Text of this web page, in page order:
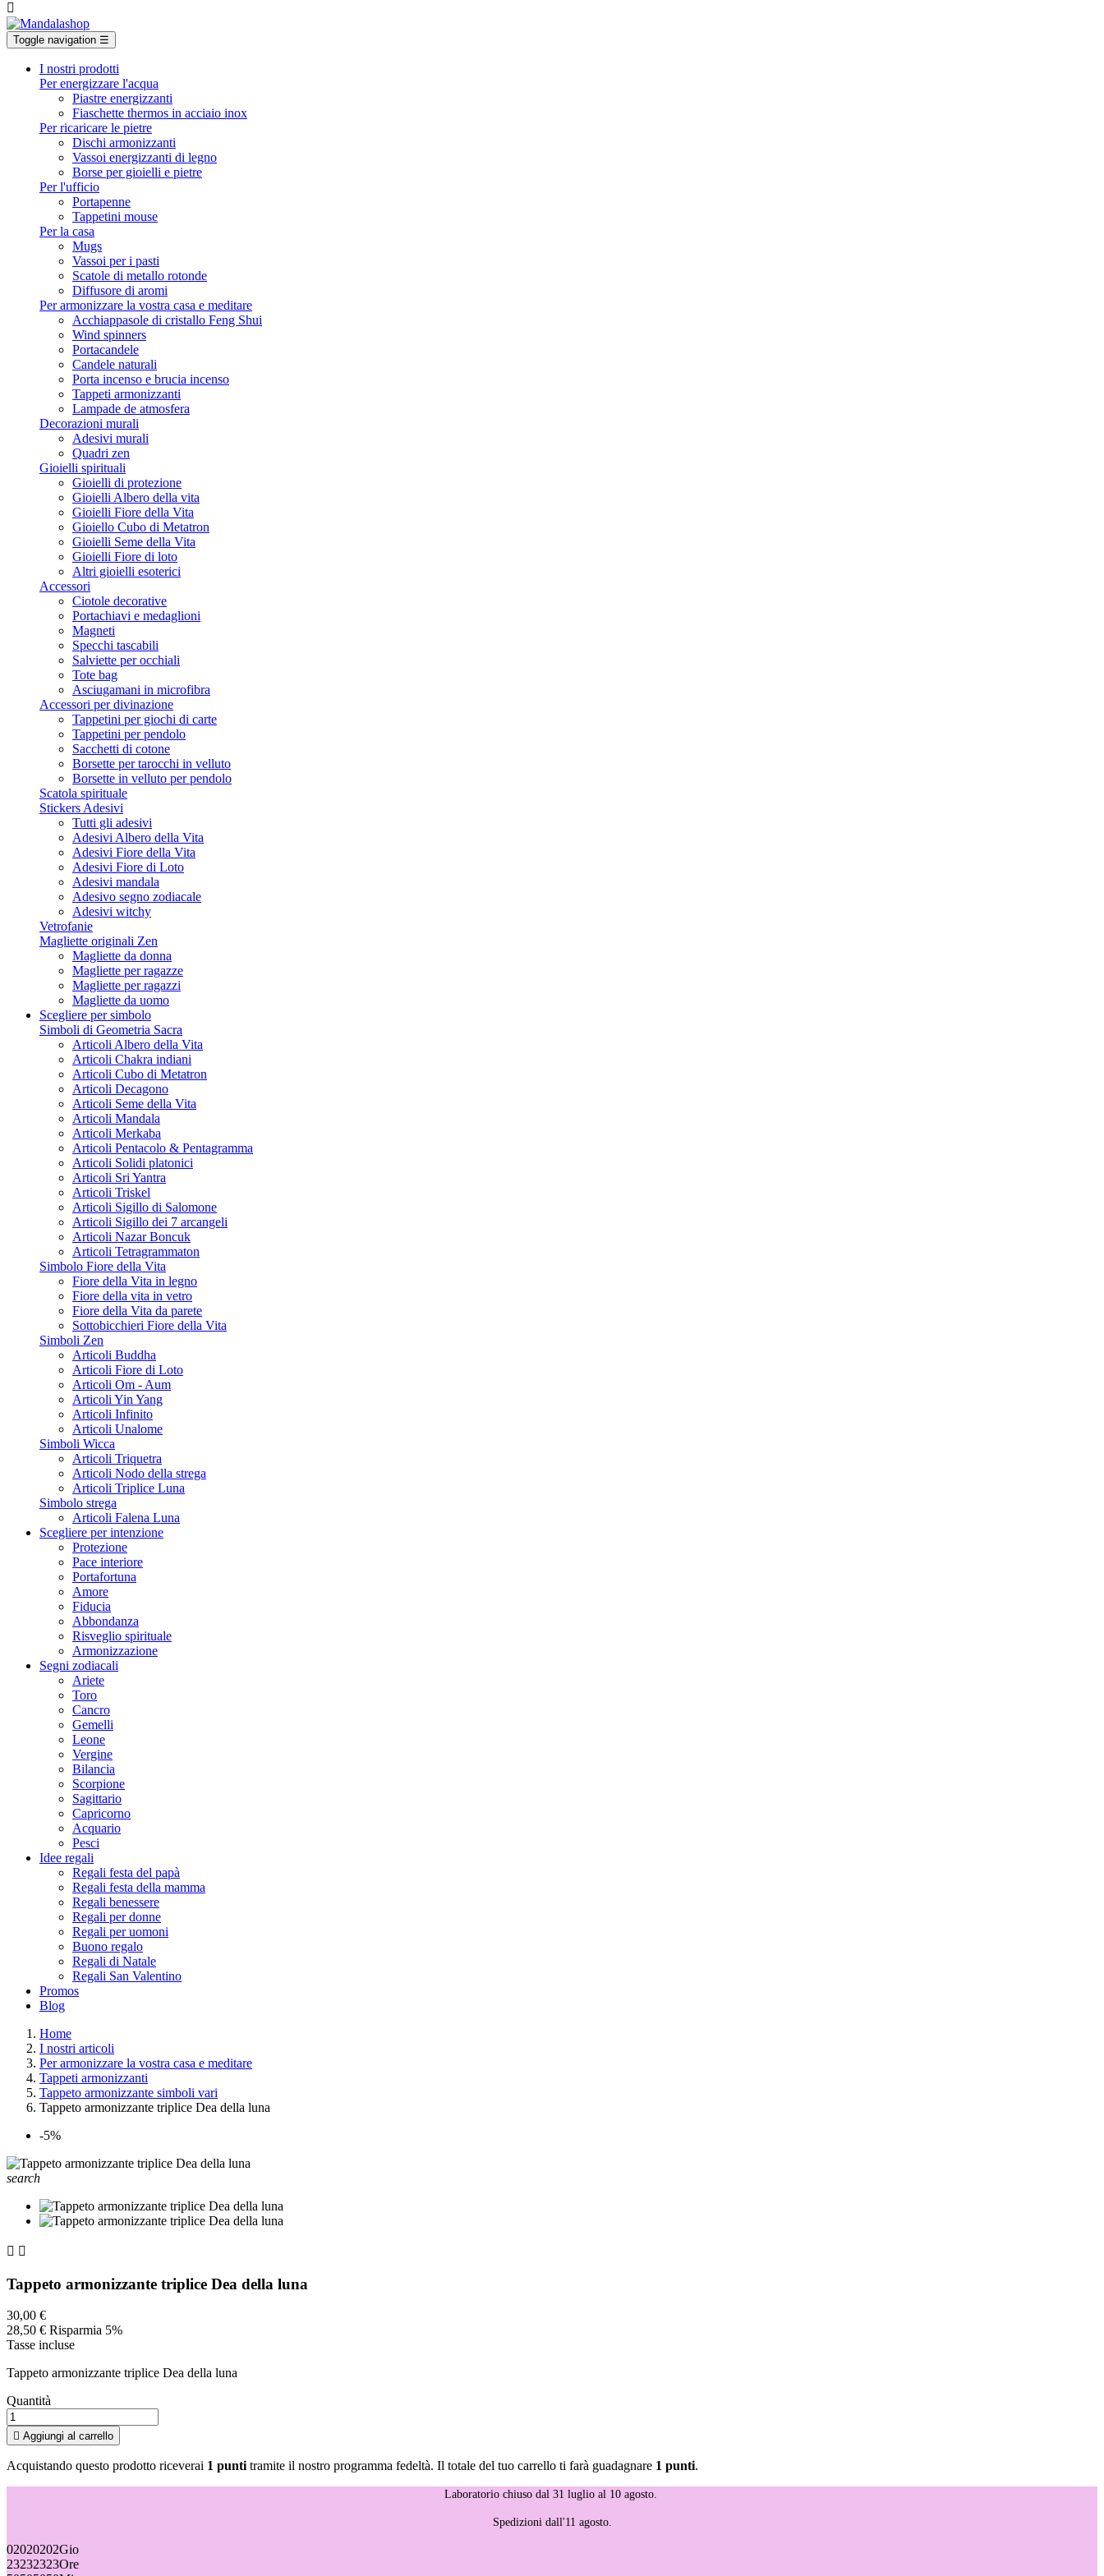

Toggle navigation ☰
I nostri prodotti
Per energizzare l'acqua
Piastre energizzanti
Fiaschette thermos in acciaio inox
Per ricaricare le pietre
Dischi armonizzanti
Vassoi energizzanti di legno
Borse per gioielli e pietre
Per l'ufficio
Portapenne
Tappetini mouse
Per la casa
Mugs
Vassoi per i pasti
Scatole di metallo rotonde
Diffusore di aromi
Per armonizzare la vostra casa e meditare
Acchiappasole di cristallo Feng Shui
Wind spinners
Portacandele
Candele naturali
Porta incenso e brucia incenso
Tappeti armonizzanti
Lampade de atmosfera
Decorazioni murali
Adesivi murali
Quadri zen
Gioielli spirituali
Gioielli di protezione
Gioielli Albero della vita
Gioielli Fiore della Vita
Gioiello Cubo di Metatron
Gioielli Seme della Vita
Gioielli Fiore di loto
Altri gioielli esoterici
Accessori
Ciotole decorative
Portachiavi e medaglioni
Magneti
Specchi tascabili
Salviette per occhiali
Tote bag
Asciugamani in microfibra
Accessori per divinazione
Tappetini per giochi di carte
Tappetini per pendolo
Sacchetti di cotone
Borsette per tarocchi in velluto
Borsette in velluto per pendolo
Scatola spirituale
Stickers Adesivi
Tutti gli adesivi
Adesivi Albero della Vita
Adesivi Fiore della Vita
Adesivi Fiore di Loto
Adesivi mandala
Adesivo segno zodiacale
Adesivi witchy
Vetrofanie
Magliette originali Zen
Magliette da donna
Magliette per ragazze
Magliette per ragazzi
Magliette da uomo
Scegliere per simbolo
Simboli di Geometria Sacra
Articoli Albero della Vita
Articoli Chakra indiani
Articoli Cubo di Metatron
Articoli Decagono
Articoli Seme della Vita
Articoli Mandala
Articoli Merkaba
Articoli Pentacolo & Pentagramma
Articoli Solidi platonici
Articoli Sri Yantra
Articoli Triskel
Articoli Sigillo di Salomone
Articoli Sigillo dei 7 arcangeli
Articoli Nazar Boncuk
Articoli Tetragrammaton
Simbolo Fiore della Vita
Fiore della Vita in legno
Fiore della vita in vetro
Fiore della Vita da parete
Sottobicchieri Fiore della Vita
Simboli Zen
Articoli Buddha
Articoli Fiore di Loto
Articoli Om - Aum
Articoli Yin Yang
Articoli Infinito
Articoli Unalome
Simboli Wicca
Articoli Triquetra
Articoli Nodo della strega
Articoli Triplice Luna
Simbolo strega
Articoli Falena Luna
Scegliere per intenzione
Protezione
Pace interiore
Portafortuna
Amore
Fiducia
Abbondanza
Risveglio spirituale
Armonizzazione
Segni zodiacali
Ariete
Toro
Cancro
Gemelli
Leone
Vergine
Bilancia
Scorpione
Sagittario
Capricorno
Acquario
Pesci
Idee regali
Regali festa del papà
Regali festa della mamma
Regali benessere
Regali per donne
Regali per uomoni
Buono regalo
Regali di Natale
Regali San Valentino
Promos
Blog
Home
I nostri articoli
Per armonizzare la vostra casa e meditare
Tappeti armonizzanti
Tappeto armonizzante simboli vari
Tappeto armonizzante triplice Dea della luna
-5%
search
 
Tappeto armonizzante triplice Dea della luna
30,00 €
28,50 € Risparmia 5%
Tasse incluse
Tappeto armonizzante triplice Dea della luna
Quantità
 Aggiungi al carrello
Acquistando questo prodotto riceverai 1 puntitramite il nostro programma fedeltà. Il totale del tuo carrello ti farà guadagnare 1 punti.
Laboratorio chiuso dal 31 luglio al 10 agosto.
Spedizioni dall'11 agosto.
02020202Gio
23232323Ore